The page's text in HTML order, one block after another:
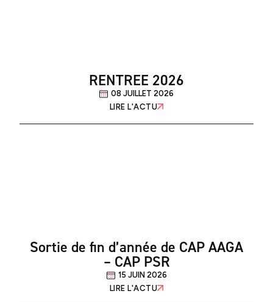
RENTREE 2026
08 JUILLET 2026
LIRE L'ACTU
Sortie de fin d’année de CAP AAGA
– CAP PSR
15 JUIN 2026
LIRE L'ACTU